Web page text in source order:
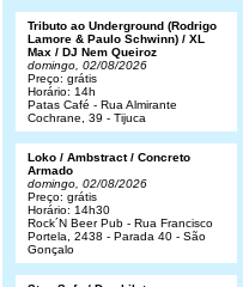
Tributo ao Underground (Rodrigo
Lamore & Paulo Schwinn) / XL
Max / DJ Nem Queiroz
domingo, 02/08/2026
Preço: grátis
Horário: 14h
Patas Café - Rua Almirante
Cochrane, 39 - Tijuca
Loko / Ambstract / Concreto
Armado
domingo, 02/08/2026
Preço: grátis
Horário: 14h30
Rock´N Beer Pub - Rua Francisco
Portela, 2438 - Parada 40 - São
Gonçalo